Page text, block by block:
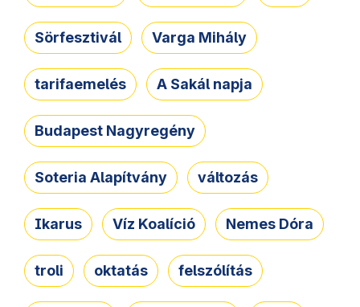
Sörfesztivál Varga Mihály
tarifaemelés A Sakál napja
Budapest Nagyregény
Soteria Alapítvány változás
Ikarus Víz Koalíció Nemes Dóra
troli oktatás felszólítás